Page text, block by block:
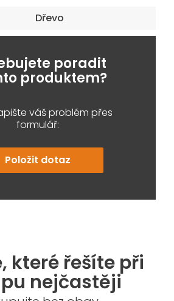
Dřevo
poradit
produktem?
váš problém přes
formulář:
Položit dotaz
které řešíte při
nejčastěji